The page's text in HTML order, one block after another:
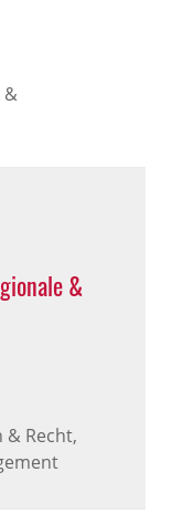
&
&
& Recht,